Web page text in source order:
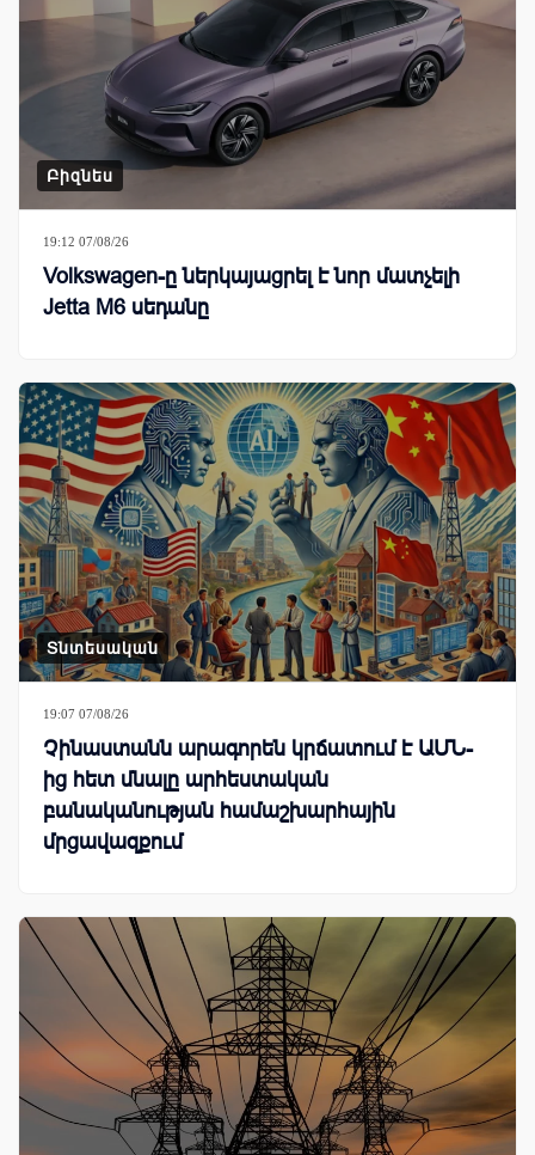
Բիզնես
19:12 07/08/26
Volkswagen-ը ներկայացրել է նոր մատչելի
Jetta M6 սեդանը
Տնտեսական
19:07 07/08/26
Չինաստանն արագորեն կրճատում է ԱՄՆ-
ից հետ մնալը արհեստական
բանականության համաշխարհային
մրցավազքում